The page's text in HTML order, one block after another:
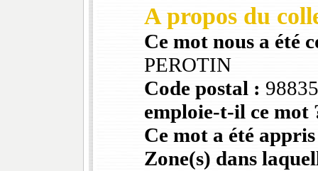
A propos du
Ce mot nous a été
PEROTIN
Code postal :
emploie-t-il ce mot
Ce mot a été
Zone(s) dans